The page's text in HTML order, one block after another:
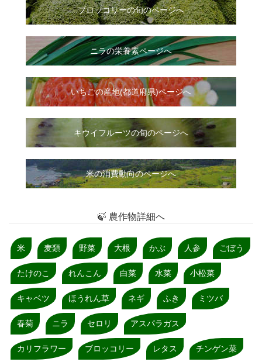
ブロッコリーの旬のページへ
ニラの栄養素ページへ
いちごの産地(都道府県)ページへ
キウイフルーツの旬のページへ
米の消費動向のページへ
🍃 農作物詳細へ
米 麦類 野菜 大根 かぶ 人参 ごぼう
たけのこ れんこん 白菜 水菜 小松菜
キャベツ ほうれん草 ネギ ふき ミツバ
春菊 ニラ セロリ アスパラガス
カリフラワー ブロッコリー レタス チンゲン菜